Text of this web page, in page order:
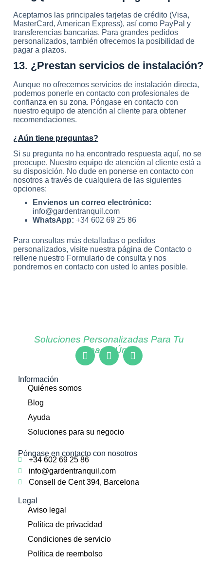
Aceptamos las principales tarjetas de crédito (Visa,
MasterCard, American Express), así como PayPal y
transferencias bancarias. Para grandes pedidos
personalizados, también ofrecemos la posibilidad de
pagar a plazos.
13. ¿Prestan servicios de instalación?
Aunque no ofrecemos servicios de instalación directa,
podemos ponerle en contacto con profesionales de
confianza en su zona. Póngase en contacto con
nuestro equipo de atención al cliente para obtener
recomendaciones.
¿Aún tiene preguntas?
Si su pregunta no ha encontrado respuesta aquí, no se
preocupe. Nuestro equipo de atención al cliente está a
su disposición. No dude en ponerse en contacto con
nosotros a través de cualquiera de las siguientes
opciones:
Envíenos un correo electrónico:
info@gardentranquil.com
WhatsApp: +34 602 69 25 86
Para consultas más detalladas o pedidos
personalizados, visite nuestra página de Contacto o
rellene nuestro Formulario de consulta y nos
pondremos en contacto con usted lo antes posible.
Soluciones Personalizadas Para Tu
Espacio Único
Información
Quiénes somos
Blog
Ayuda
Soluciones para su negocio
Póngase en contacto con nosotros
+34 602 69 25 86
info@gardentranquil.com
Consell de Cent 394, Barcelona
Legal
Aviso legal
Política de privacidad
Condiciones de servicio
Política de reembolso